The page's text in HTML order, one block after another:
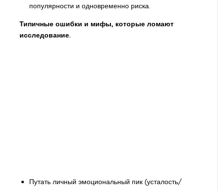
популярности и одновременно риска.
Типичные ошибки и мифы, которые ломают
исследование.
Путать личный эмоциональный пик (усталость/